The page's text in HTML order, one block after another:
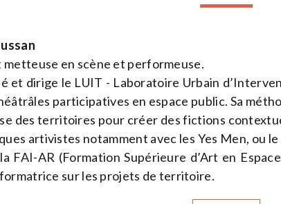
metteuse en scène et performeuse.
et dirige le LUIT - Laboratoire Urbain
participatives en espace public. Sa
des territoires pour créer des fictions
artivistes notamment avec les Yes Men, ou
FAI-AR (Formation Supérieure d’Art en
sur les projets de territoire.